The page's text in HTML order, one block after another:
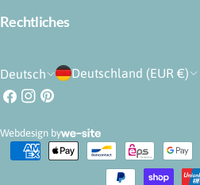
Rechtliches
S
p
r
Deutsch
L
n
d
Deutschland (EUR €)
Facebook
Instagram
Pinterest
Webdesign by
Zahlungsarten